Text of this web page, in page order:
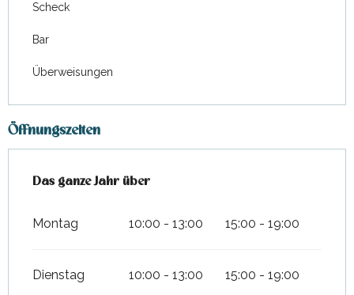
Scheck
Bar
Überweisungen
Öffnungszeiten
Das ganze Jahr über
Das ganze Jahr über
Montag 10:00 - 13:00 15:00 - 19:00
Dienstag 10:00 - 13:00 15:00 - 19:00